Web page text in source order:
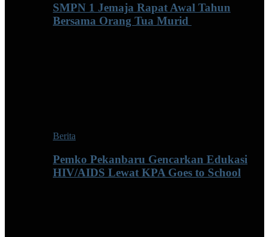
SMPN 1 Jemaja Rapat Awal Tahun
Bersama Orang Tua Murid ‎
Berita
Pemko Pekanbaru Gencarkan Edukasi
HIV/AIDS Lewat KPA Goes to School